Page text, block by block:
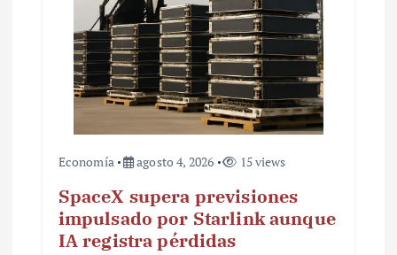
Economía agosto 4, 2026 15 views
SpaceX supera previsiones
impulsado por Starlink aunque
IA registra pérdidas